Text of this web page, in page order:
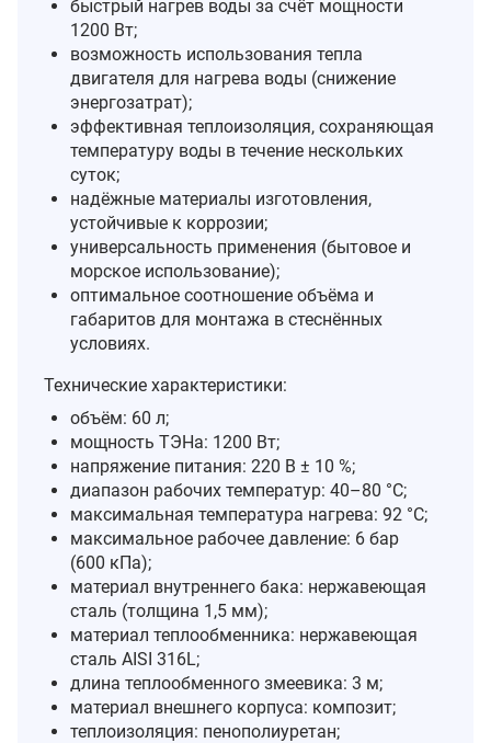
быстрый нагрев воды за счёт мощности
1200 Вт;
возможность использования тепла
двигателя для нагрева воды (снижение
энергозатрат);
эффективная теплоизоляция, сохраняющая
температуру воды в течение нескольких
суток;
надёжные материалы изготовления,
устойчивые к коррозии;
универсальность применения (бытовое и
морское использование);
оптимальное соотношение объёма и
габаритов для монтажа в стеснённых
условиях.
Технические характеристики:
объём: 60 л;
мощность ТЭНа: 1200 Вт;
напряжение питания: 220 В ± 10 %;
диапазон рабочих температур: 40–80 °C;
максимальная температура нагрева: 92 °C;
максимальное рабочее давление: 6 бар
(600 кПа);
материал внутреннего бака: нержавеющая
сталь (толщина 1,5 мм);
материал теплообменника: нержавеющая
сталь AISI 316L;
длина теплообменного змеевика: 3 м;
материал внешнего корпуса: композит;
теплоизоляция: пенополиуретан;